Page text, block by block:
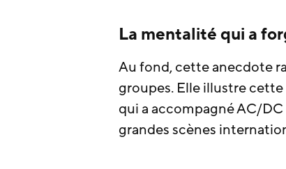
La mentalité qui a
Au fond, cette anecdote
groupes. Elle illustre
qui a accompagné AC/
grandes scènes